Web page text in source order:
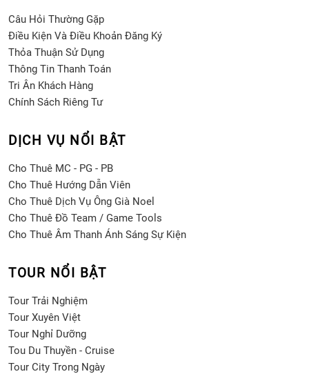
Câu Hỏi Thường Gặp
Điều Kiện Và Điều Khoản Đăng Ký
Thỏa Thuận Sử Dụng
Thông Tin Thanh Toán
Tri Ân Khách Hàng
Chính Sách Riêng Tư
DỊCH VỤ NỔI BẬT
Cho Thuê MC - PG - PB
Cho Thuê Hướng Dẫn Viên
Cho Thuê Dịch Vụ Ông Già Noel
Cho Thuê Đồ Team / Game Tools
Cho Thuê Âm Thanh Ánh Sáng Sự Kiện
TOUR NỔI BẬT
Tour Trải Nghiệm
Tour Xuyên Việt
Tour Nghỉ Dưỡng
Tou Du Thuyền - Cruise
Tour City Trong Ngày